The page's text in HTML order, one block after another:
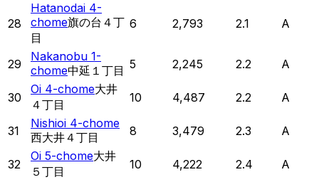
28
Hatanodai 4-
chome旗の台４丁
目
6 2,793 2.1 A
29
Nakanobu 1-
chome中延１丁目 5 2,245 2.2 A
30
Oi 4-chome大井
４丁目
10 4,487 2.2 A
31
Nishioi 4-chome
西大井４丁目
8 3,479 2.3 A
32
Oi 5-chome大井
５丁目
10 4,222 2.4 A